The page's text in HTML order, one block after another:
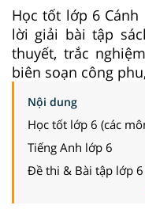
Học tốt lớp 6
lời giải bài tập
thuyết, trắc
biên soạn công
Nội dung
Học tốt lớp 6 (các
Tiếng Anh lớp 6
Đề thi & Bài tập lớp 6